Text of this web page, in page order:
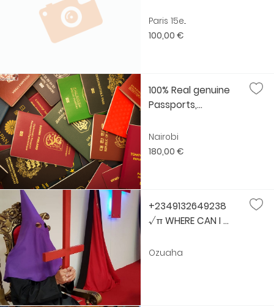
Paris 15e...
100,00 €
100% Real genuine
Passports,...
Nairobi
180,00 €
+2349132649238
√π WHERE CAN I ...
Ozuaha